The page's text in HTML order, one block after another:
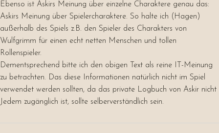
Ebenso ist Askirs Meinung über einzelne Charaktere genau das:
Askirs Meinung über Spielercharaktere. So halte ich (Hagen)
außerhalb des Spiels z.B. den Spieler des Charakters von
Wulfgrimm für einen echt netten Menschen und tollen
Rollenspieler.
Dementsprechend bitte ich den obigen Text als reine IT-Meinung
zu betrachten. Das diese Informationen natürlich nicht im Spiel
verwendet werden sollten, da das private Logbuch von Askir nicht
Jedem zugänglich ist, sollte selberverständlich sein.